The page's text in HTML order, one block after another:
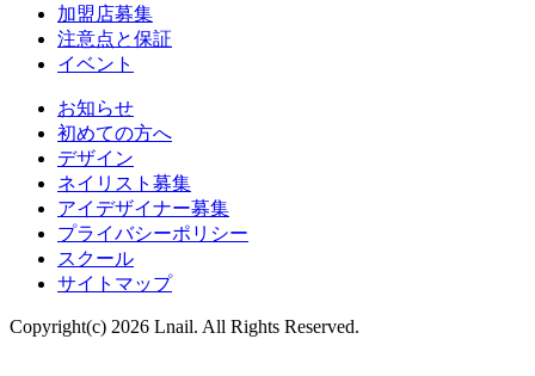
加盟店募集
注意点と保証
イベント
お知らせ
初めての方へ
デザイン
ネイリスト募集
アイデザイナー募集
プライバシーポリシー
スクール
サイトマップ
Copyright(c) 2026 Lnail. All Rights Reserved.